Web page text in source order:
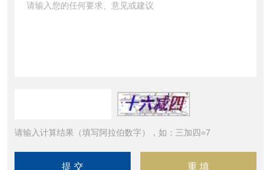
请输入计算结果（填写阿拉伯数字），如：三加四=7